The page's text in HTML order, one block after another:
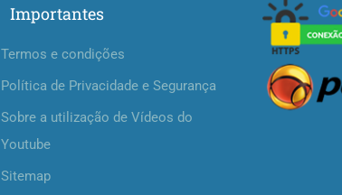
Importantes
Termos e condições
Política de Privacidade e Segurança
Sobre a utilização de Vídeos do
Youtube
Sitemap